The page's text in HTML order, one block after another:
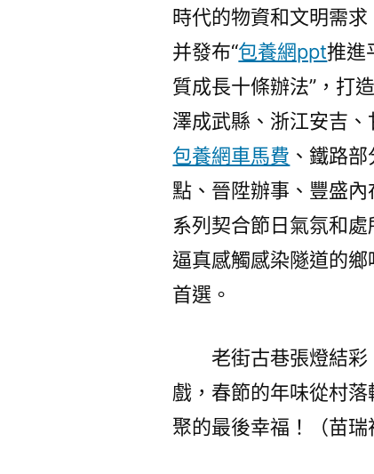
時代的物資和文明需
并發布“包養網ppt推進
質成長十條辦法”，打
澤成武縣、浙江安吉
包養網車馬費 、鐵路
點、晉陞辦事、豐盛內
系列契合節日氣氛和
逼真感觸感染隧道的
首選。
老街古巷張燈結
戲，春節的年味從村
聚的最後幸福！（苗瑞